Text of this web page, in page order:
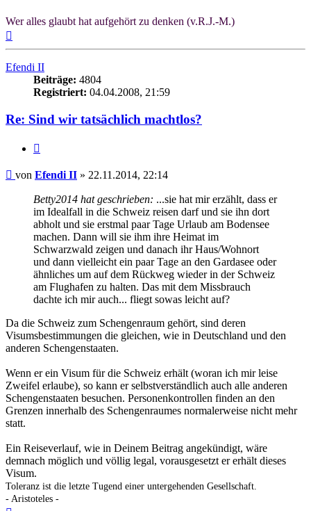
Wer alles glaubt hat aufgehört zu denken (v.R.J.-M.)
Efendi II
Beiträge: 4804
Registriert: 04.04.2008, 21:59
Re: Sind wir tatsächlich machtlos?
Beitrag
von Efendi II » 22.11.2014, 22:14
Betty2014 hat geschrieben: ...sie hat mir erzählt, dass er
im Idealfall in die Schweiz reisen darf und sie ihn dort
abholt und sie erstmal paar Tage Urlaub am Bodensee
machen. Dann will sie ihm ihre Heimat im
Schwarzwald zeigen und danach ihr Haus/Wohnort
und dann vielleicht ein paar Tage an den Gardasee oder
ähnliches um auf dem Rückweg wieder in der Schweiz
am Flughafen zu halten. Das mit dem Missbrauch
dachte ich mir auch... fliegt sowas leicht auf?
Da die Schweiz zum Schengenraum gehört, sind deren
Visumsbestimmungen die gleichen, wie in Deutschland und den
anderen Schengenstaaten.
Wenn er ein Visum für die Schweiz erhält (woran ich mir leise
Zweifel erlaube), so kann er selbstverständlich auch alle anderen
Schengenstaaten besuchen. Personenkontrollen finden an den
Grenzen innerhalb des Schengenraumes normalerweise nicht mehr
statt.
Ein Reiseverlauf, wie in Deinem Beitrag angekündigt, wäre
demnach möglich und völlig legal, vorausgesetzt er erhält dieses
Visum.
Toleranz ist die letzte Tugend einer untergehenden Gesellschaft.
- Aristoteles -